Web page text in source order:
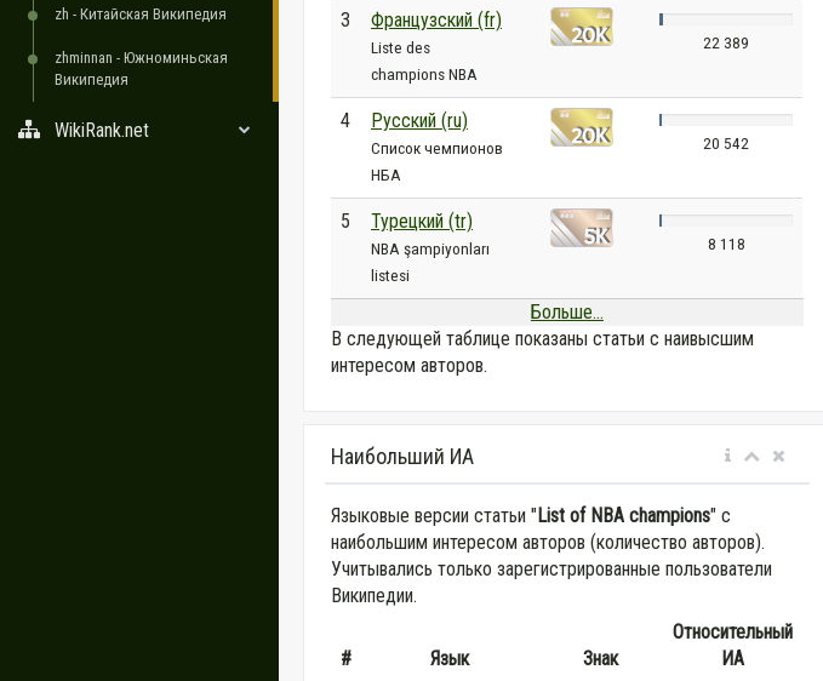
zh - Китайская Википедия
zhminnan - Южноминьская
Википедия
WikiRank.net
3 Французский (fr)
Liste des
champions NBA
22 389
4 Русский (ru)
Список чемпионов
НБА
20 542
5 Турецкий (tr)
NBA şampiyonları
listesi
8 118
Больше...
В следующей таблице показаны статьи с наивысшим
интересом авторов.
Наибольший ИА
Языковые версии статьи "List of NBA champions" с
наибольшим интересом авторов (количество авторов).
Учитывались только зарегистрированные пользователи
Википедии.
# Язык Знак
Относительный
ИА